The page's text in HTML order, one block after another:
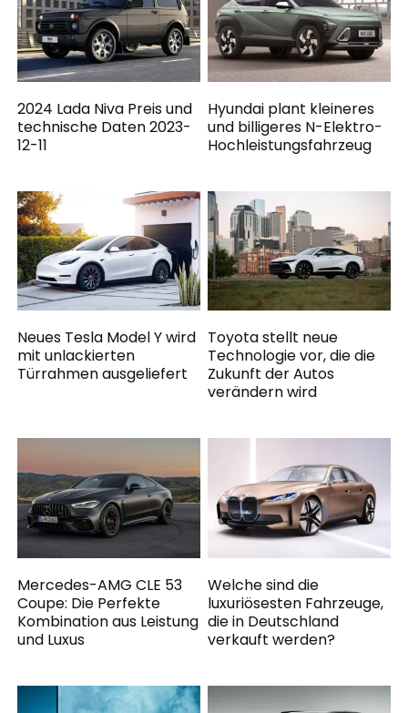
2024 Lada Niva Preis und
technische Daten 2023-
12-11
Hyundai plant kleineres
und billigeres N-Elektro-
Hochleistungsfahrzeug
Neues Tesla Model Y wird
mit unlackierten
Türrahmen ausgeliefert
Toyota stellt neue
Technologie vor, die die
Zukunft der Autos
verändern wird
Mercedes-AMG CLE 53
Coupe: Die Perfekte
Kombination aus Leistung
und Luxus
Welche sind die
luxuriösesten Fahrzeuge,
die in Deutschland
verkauft werden?